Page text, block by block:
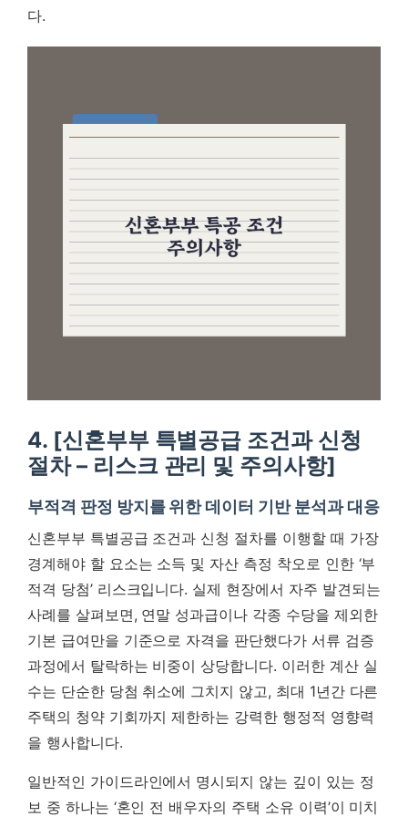
다.
4. [신혼부부 특별공급 조건과 신청
절차 – 리스크 관리 및 주의사항]
부적격 판정 방지를 위한 데이터 기반 분석과 대응
신혼부부 특별공급 조건과 신청 절차를 이행할 때 가장
경계해야 할 요소는 소득 및 자산 측정 착오로 인한 ‘부
적격 당첨’ 리스크입니다. 실제 현장에서 자주 발견되는
사례를 살펴보면, 연말 성과급이나 각종 수당을 제외한
기본 급여만을 기준으로 자격을 판단했다가 서류 검증
과정에서 탈락하는 비중이 상당합니다. 이러한 계산 실
수는 단순한 당첨 취소에 그치지 않고, 최대 1년간 다른
주택의 청약 기회까지 제한하는 강력한 행정적 영향력
을 행사합니다.
일반적인 가이드라인에서 명시되지 않는 깊이 있는 정
보 중 하나는 ‘혼인 전 배우자의 주택 소유 이력’이 미치